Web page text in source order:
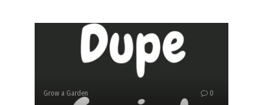
Grow a Garden 0